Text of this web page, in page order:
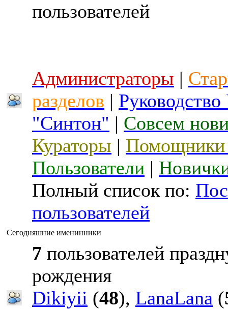
пользователей
Администраторы |
разделов |
"Синтон" | Совсем
Кураторы | Помощники
Пользователи |
Полный список по:
пользователей
Сегодняшние именинники
7 пользователей
рождения
Dikiyii (48), LanaLana (